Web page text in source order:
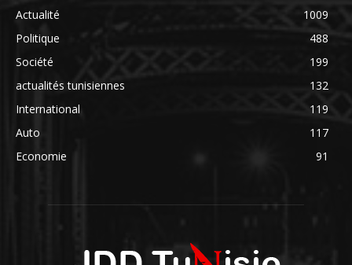
Actualité
1009
Politique
488
Société
199
actualités tunisiennes
132
International
119
Auto
117
Economie
91